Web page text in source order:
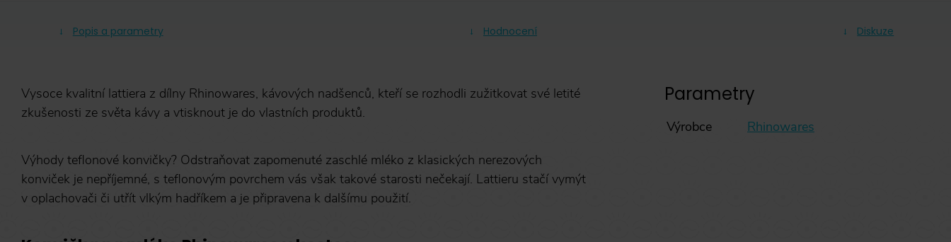
Popis a parametry Hodnocení Diskuze
Vysoce kvalitní lattiera z dílny Rhinowares, kávových nadšenců, kteří se rozhodli zužitkovat své letité
zkušenosti ze světa kávy a vtisknout je do vlastních produktů.
Výhody teflonové konvičky? Odstraňovat zapomenuté zaschlé mléko z klasických nerezových
konviček je nepříjemné, s teflonovým povrchem vás však takové starosti nečekají. Lattieru stačí vymýt
v oplachovači či utřít vlkým hadříkem a je připravena k dalšímu použití.
Parametry
Výrobce Rhinowares